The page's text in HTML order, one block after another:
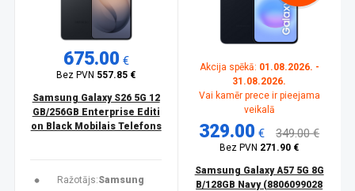
675.00 €
Bez PVN 557.85 €
Samsung Galaxy S26 5G 12
GB/256GB Enterprise Editi
on Black Mobilais Telefons
Ražotājs:Samsung
Akcija spēkā: 01.08.2026. -
31.08.2026.
Vai kamēr prece ir pieejama
veikalā
329.00 € 349.00 €
Bez PVN 271.90 €
Samsung Galaxy A57 5G 8G
B/128GB Navy (8806099028